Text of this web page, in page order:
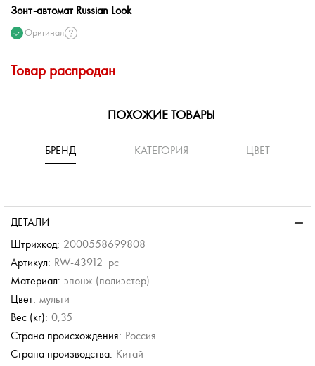
Зонт-автомат Russian Look
Оригинал
Товар распродан
ПОХОЖИЕ ТОВАРЫ
БРЕНД КАТЕГОРИЯ ЦВЕТ
Зонт-трость
7 590 руб.
ДЕТАЛИ
Штрихкод: 2000558699808
Артикул: RW-43912_pc
Материал: эпонж (полиэстер)
Цвет: мульти
Вес (кг): 0,35
Страна происхождения: Россия
Страна производства: Китай